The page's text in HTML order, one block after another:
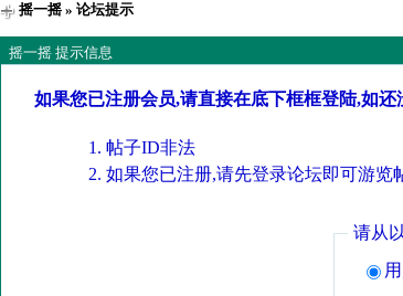
摇一摇» 论坛提示
摇一摇 提示信息
如果您已注册会员,请直接在底下框框登陆,如
帖子ID非法
如果您已注册,请先登录论坛即可游览
请从